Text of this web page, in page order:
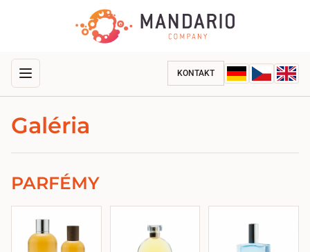
KONTAKT
Galéria
PARFÉMY